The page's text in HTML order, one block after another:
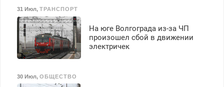
31 Июл, ТРАНСПОРТ
На юге Волгограда из-за ЧП
произошел сбой в движении
электричек
30 Июл, ОБЩЕСТВО